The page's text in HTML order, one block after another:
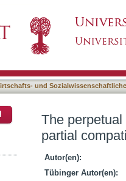
und
The
partial
Autor(en):
Tübinger Autor(en):